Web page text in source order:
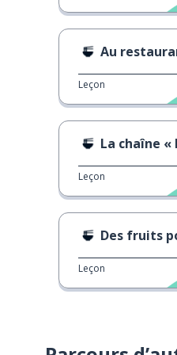
Au
Leçon
La chaîne «
Leçon
Des fruits
Leçon